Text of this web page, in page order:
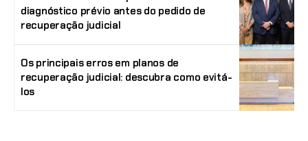
diagnóstico prévio antes do pedido de
recuperação judicial
Os principais erros em planos de
recuperação judicial: descubra como evitá-
los